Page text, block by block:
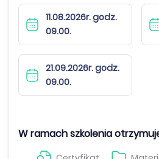
11.08.2026r. godz.
09.00.
21.09.2026r. godz.
09.00.
W ramach szkolenia